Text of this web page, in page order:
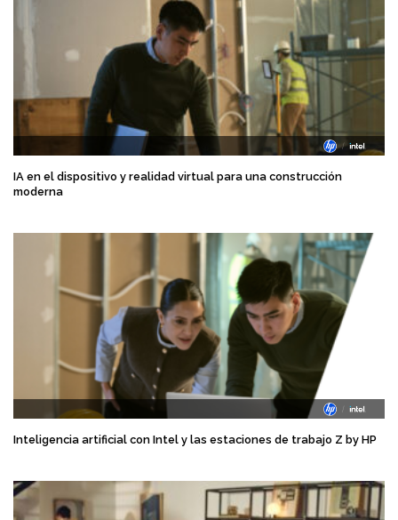
IA en el dispositivo y realidad virtual para una construcción
moderna
Inteligencia artificial con Intel y las estaciones de trabajo Z by HP